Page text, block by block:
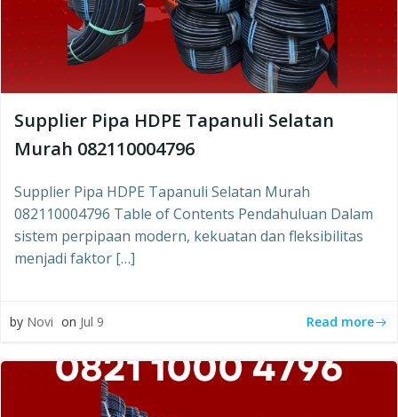
Supplier Pipa HDPE Tapanuli Selatan
Murah 082110004796
Supplier Pipa HDPE Tapanuli Selatan Murah
082110004796 Table of Contents Pendahuluan Dalam
sistem perpipaan modern, kekuatan dan fleksibilitas
menjadi faktor […]
by Novi on Jul 9 Read more